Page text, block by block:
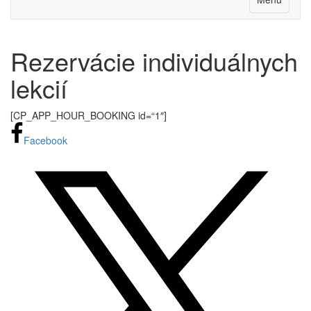
Rezervácie individuálnych
lekcií
[CP_APP_HOUR_BOOKING id=“1″]
Facebook